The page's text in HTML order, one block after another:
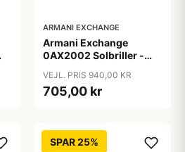
ARMANI EXCHANGE
Armani Exchange
0AX2002 Solbriller -
VEJL. PRIS 940,00 KR
705,00 kr
SPAR 25%